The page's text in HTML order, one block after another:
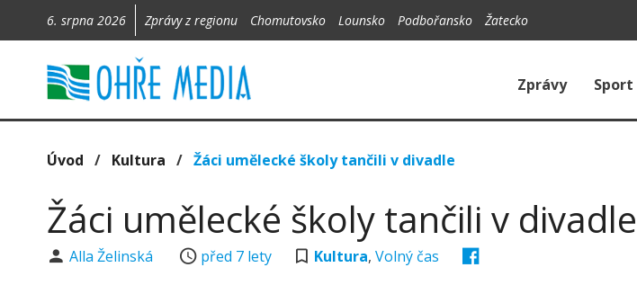
6. srpna 2026 Zprávy z regionu Chomutovsko Lounsko Podbořansko Žatecko
Zprávy Sport
Úvod / Kultura / Žáci umělecké školy tančili v divadle
Žáci umělecké školy tančili v divadle
Alla Želinská před 7 lety Kultura,Volný čas